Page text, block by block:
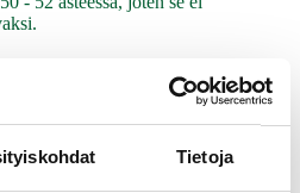
Tietoja
ostivat